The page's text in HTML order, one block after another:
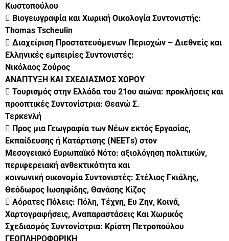
Κωστοπούλου
 Βιογεωγραφία και Χωρική Οικολογία Συντονιστής:
Thomas Tscheulin
 Διαχείριση Προστατευόμενων Περιοχών – Διεθνείς και
Ελληνικές εμπειρίες Συντονιστές:
Νικόλαος Ζούρος
ΑΝΑΠΤΥΞΗ ΚΑΙ ΣΧΕΔΙΑΣΜΟΣ ΧΩΡΟΥ
 Τουρισμός στην Ελλάδα του 21ου αιώνα: προκλήσεις και
προοπτικές Συντονίστρια: Θεανώ Σ.
Τερκενλή
 Προς μια Γεωγραφία των Νέων εκτός Εργασίας,
Εκπαίδευσης ή Κατάρτισης (ΝΕΕΤs) στον
Μεσογειακό Ευρωπαϊκό Νότο: αξιολόγηση πολιτικών,
περιφερειακή ανθεκτικότητα και
κοινωνική οικονομία Συντονιστές: Στέλιος Γκιάλης,
Θεόδωρος Ιωσηφίδης, Θανάσης Κίζος
 Αόρατες Πόλεις: Πόλη, Τέχνη, Ευ Ζην, Κοινά,
Χαρτογραφήσεις, Αναπαραστάσεις Και Χωρικός
Σχεδιασμός Συντονίστρια: Κρίστη Πετροπούλου
ΓΕΩΠΛΗΡΟΦΟΡΙΚΗ